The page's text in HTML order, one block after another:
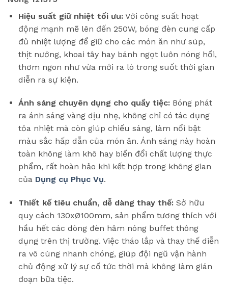
Hiệu suất giữ nhiệt tối ưu:Với công suất hoạt
động mạnh mẽ lên đến 250W, bóng đèn cung cấp
đủ nhiệt lượng để giữ cho các món ăn như súp,
thịt nướng, khoai tây hay bánh ngọt luôn nóng hổi,
thơm ngon như vừa mới ra lò trong suốt thời gian
diễn ra sự kiện.
Ánh sáng chuyên dụng cho quầy tiệc:Bóng phát
ra ánh sáng vàng dịu nhẹ, không chỉ có tác dụng
tỏa nhiệt mà còn giúp chiếu sáng, làm nổi bật
màu sắc hấp dẫn của món ăn. Ánh sáng này hoàn
toàn không làm khô hay biến đổi chất lượng thực
phẩm, rất hoàn hảo khi kết hợp trong không gian
của Dụng cụ Phục Vụ.
Thiết kế tiêu chuẩn, dễ dàng thay thế:Sở hữu
quy cách 130xØ100mm, sản phẩm tương thích với
hầu hết các dòng đèn hâm nóng buffet thông
dụng trên thị trường. Việc tháo lắp và thay thế diễn
ra vô cùng nhanh chóng, giúp đội ngũ vận hành
chủ động xử lý sự cố tức thời mà không làm gián
đoạn bữa tiệc.